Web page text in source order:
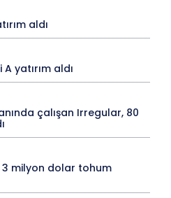
aldı
yatırım aldı
çalışan Irregular, 80
milyon dolar tohum